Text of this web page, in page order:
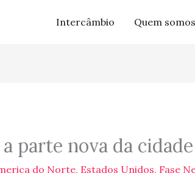
Intercâmbio Quem somos
parte nova da cidade
do Norte, Estados Unidos, Fase